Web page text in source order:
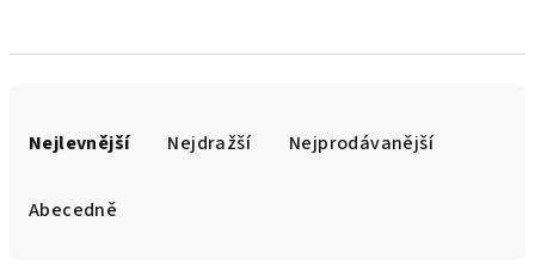
Nejlevnější Nejdražší Nejprodávanější
Abecedně